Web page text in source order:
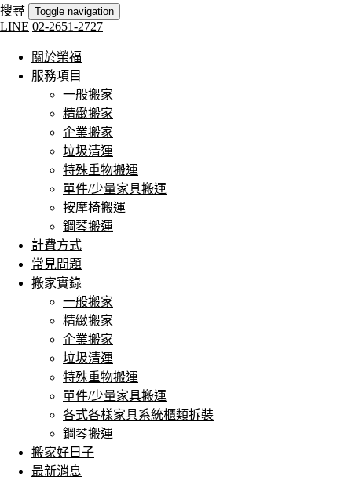
搜尋 Toggle navigation
LINE 02-2651-2727
關於榮福
服務項目
一般搬家
精緻搬家
企業搬家
垃圾清運
特殊重物搬運
單件/少量家具搬運
按摩椅搬運
鋼琴搬運
計費方式
常見問題
搬家實錄
一般搬家
精緻搬家
企業搬家
垃圾清運
特殊重物搬運
單件/少量家具搬運
各式各樣家具系統櫃類拆裝
鋼琴搬運
搬家好日子
最新消息